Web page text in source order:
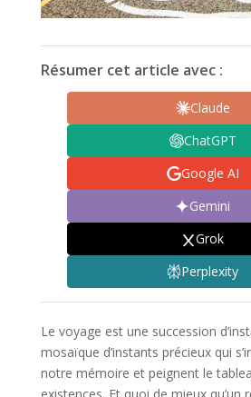
Résumer cet article avec :
Claude
ChatGPT
Google AI
Gemini
Grok
Perplexity
Le voyage est une succession
mosaïque d’instants précieux qui
notre mémoire et peignent le
existences. Et quoi de mieux qu’un